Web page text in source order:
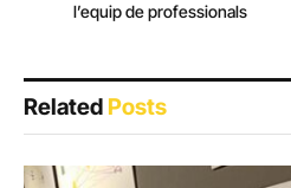
l’equip de professionals
RelatedPosts